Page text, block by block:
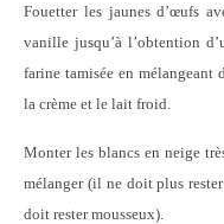
Fouetter les jaunes d’œufs
vanille jusqu’à l’obtention
farine tamisée en mélangeant
la crème et le lait froid.
Monter les blancs en neige
mélanger (il ne doit plus
doit rester mousseux).